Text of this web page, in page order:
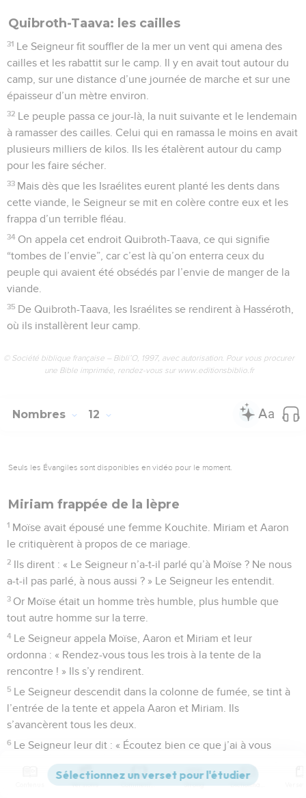
Quibroth-Taava: les cailles
31 Le Seigneur fit souffler de la mer un vent qui amena des
cailles et les rabattit sur le camp. Il y en avait tout autour du
camp, sur une distance d’une journée de marche et sur une
épaisseur d’un mètre environ.
32 Le peuple passa ce jour-là, la nuit suivante et le lendemain
à ramasser des cailles. Celui qui en ramassa le moins en avait
plusieurs milliers de kilos. Ils les étalèrent autour du camp
pour les faire sécher.
33 Mais dès que les Israélites eurent planté les dents dans
cette viande, le Seigneur se mit en colère contre eux et les
frappa d’un terrible fléau.
34 On appela cet endroit Quibroth-Taava, ce qui signifie
“tombes de l’envie”, car c’est là qu’on enterra ceux du
peuple qui avaient été obsédés par l’envie de manger de la
viande.
35 De Quibroth-Taava, les Israélites se rendirent à Hasséroth,
où ils installèrent leur camp.
© Société biblique française – Bibli’O, 1997, avec autorisation. Pour vous procurer
une Bible imprimée, rendez-vous sur www.editionsbiblio.fr
Nombres 12
Seuls les Évangiles sont disponibles en vidéo pour le moment.
Miriam frappée de la lèpre
1 Moïse avait épousé une femme Kouchite. Miriam et Aaron
le critiquèrent à propos de ce mariage.
2 Ils dirent : « Le Seigneur n’a-t-il parlé qu’à Moïse ? Ne nous
a-t-il pas parlé, à nous aussi ? » Le Seigneur les entendit.
3 Or Moïse était un homme très humble, plus humble que
tout autre homme sur la terre.
4 Le Seigneur appela Moïse, Aaron et Miriam et leur
ordonna : « Rendez-vous tous les trois à la tente de la
rencontre ! » Ils s’y rendirent.
5 Le Seigneur descendit dans la colonne de fumée, se tint à
l’entrée de la tente et appela Aaron et Miriam. Ils
s’avancèrent tous les deux.
6 Le Seigneur leur dit : « Écoutez bien ce que j’ai à vous
déclarer : Quand il y a parmi vous un prophète, moi, le
Seigneur, je me fais connaître à lui et je lui parle au moyen
Versions Commentaires Strong